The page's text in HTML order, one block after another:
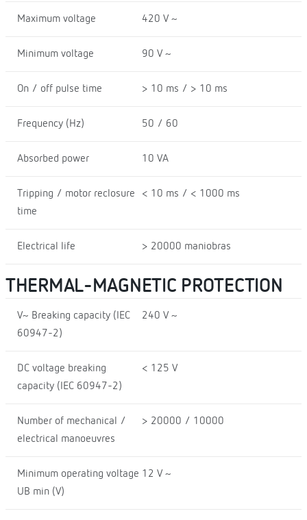
Maximum voltage 420 V ~
Minimum voltage 90 V ~
On / off pulse time > 10 ms / > 10 ms
Frequency (Hz) 50 / 60
Absorbed power 10 VA
Tripping / motor reclosure
time
< 10 ms / < 1000 ms
Electrical life > 20000 maniobras
THERMAL-MAGNETIC PROTECTION
V~ Breaking capacity (IEC
60947-2)
240 V ~
DC voltage breaking
capacity (IEC 60947-2)
< 125 V
Number of mechanical /
electrical manoeuvres
> 20000 / 10000
Minimum operating voltage
UB min (V)
12 V ~